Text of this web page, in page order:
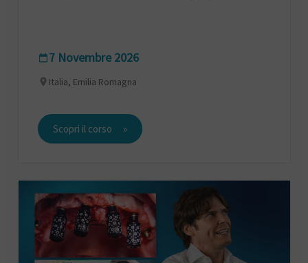
7 Novembre 2026
Italia, Emilia Romagna
Scopri il corso